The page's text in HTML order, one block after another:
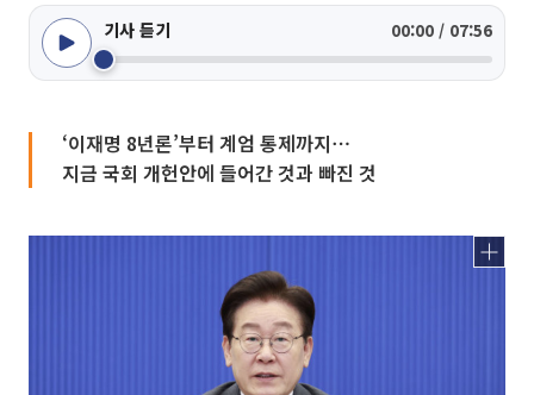
기사 듣기 00:00 / 07:56
‘이재명 8년론’부터 계엄 통제까지⋯
지금 국회 개헌안에 들어간 것과 빠진 것